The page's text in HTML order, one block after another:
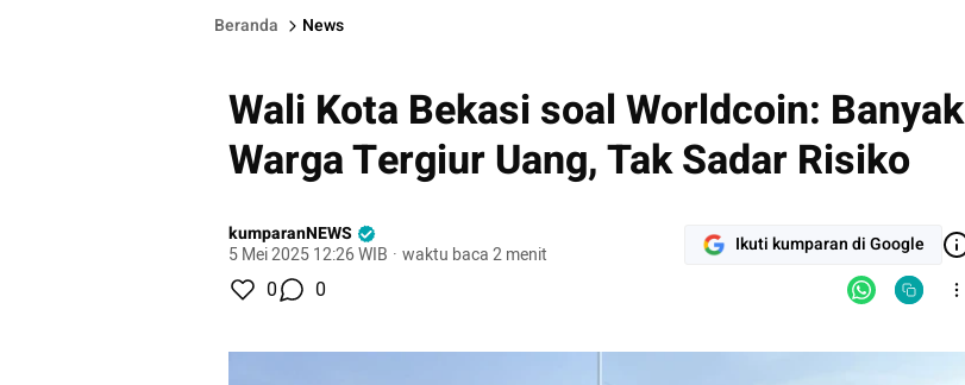
Beranda News
Wali Kota Bekasi soal Worldcoin: Banyak
Warga Tergiur Uang, Tak Sadar Risiko
kumparanNEWS
5 Mei 2025 12:26 WIB · waktu baca 2 menit Ikuti kumparan di Google
0 0